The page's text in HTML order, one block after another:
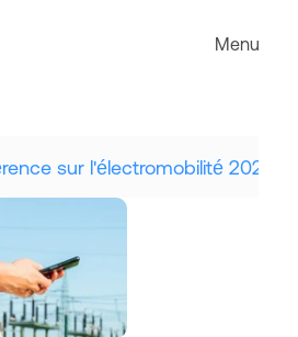
sur l'électromobilité 2023
Menu